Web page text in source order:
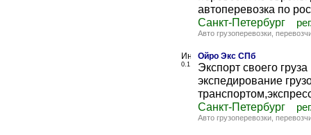
автоперевозка по
Санкт-Петербург
Авто грузоперевозки,
0.1
Ойро Экс СПб
Экспорт своего
экспедирование
Санкт-Петербург
Авто грузоперевозки,